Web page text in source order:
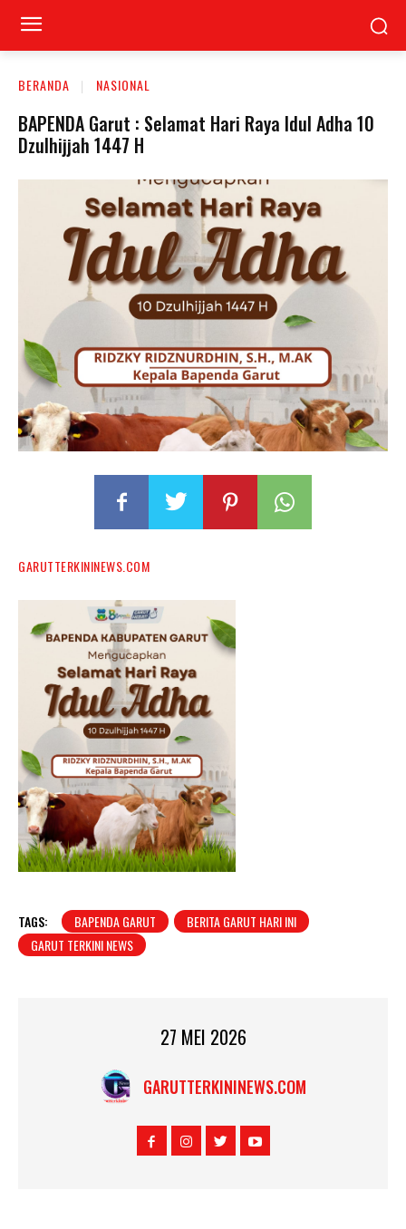
BERANDA NASIONAL
BAPENDA Garut : Selamat Hari Raya Idul Adha 10
Dzulhijjah 1447 H
GARUTTERKININEWS.COM
TAGS: BAPENDA GARUT
BERITA GARUT HARI INI
GARUT TERKINI NEWS
27 MEI 2026
GARUTTERKININEWS.COM